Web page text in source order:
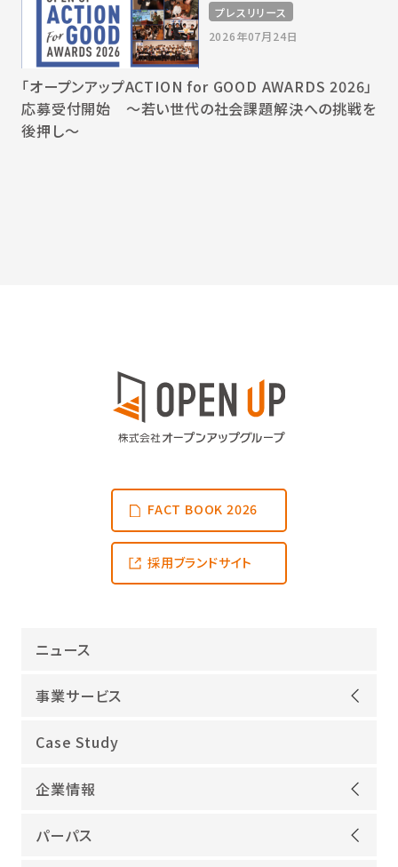
プレスリリース
2026年07月24日
「オープンアップACTION for GOOD AWARDS 2026」
応募受付開始 〜若い世代の社会課題解決への挑戦を
後押し〜
FACT BOOK 2026
採用ブランドサイト
ニュース
事業サービス
オープンアップグループが選ばれる理由
ITインフラ
IT開発
Case Study
企業情報
ごあいさつ
パーパス